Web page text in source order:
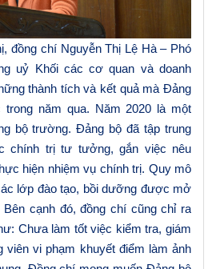
đồng chí Nguyễn Thị Lệ Hà – Phó
uỷ Khối các cơ quan và doanh
thành tích và kết quả mà Đảng
năm qua. Năm 2020 là một
bộ trường. Đảng bộ đã tập trung
chính trị tư tưởng, gắn việc nêu
hiện nhiệm vụ chính trị. Quy mô
lớp đào tạo, bồi dưỡng được mở
cạnh đó, đồng chí cũng chỉ ra
Chưa làm tốt việc kiểm tra, giám
viên vi phạm khuyết điểm làm ảnh